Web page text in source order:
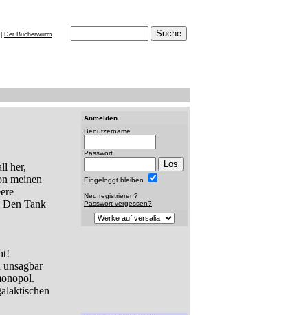
Der Bücherwurm
her,
meinen
Den Tank
Anmelden
Benutzername
Passwort
Eingeloggt bleiben
Neu registrieren?
Passwort vergessen?